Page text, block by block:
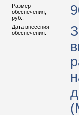
Размер
обеспечения,
руб.:
Дата внесения
обеспечения: